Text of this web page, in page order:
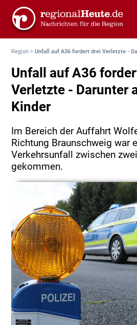
Region >Unfall auf A36 fordert drei Verletzte -
Unfall auf A36
Verletzte - Darunter
Kinder
Im Bereich der Auffahrt
Richtung Braunschweig war
Verkehrsunfall zwischen
gekommen.